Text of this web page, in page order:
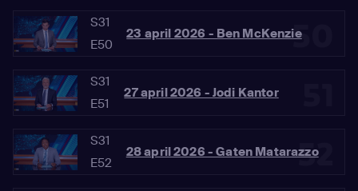
50
S31
E50
23 april 2026 - Ben McKenzie
S31
E51
27 april 2026 - Jodi Kantor
52
S31
E52
28 april 2026 - Gaten Matarazzo